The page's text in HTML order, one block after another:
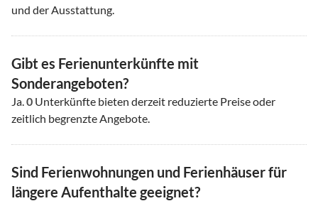
und der Ausstattung.
Gibt es Ferienunterkünfte mit
Sonderangeboten?
Ja.0 Unterkünfte bieten derzeit reduzierte Preise oder
zeitlich begrenzte Angebote.
Sind Ferienwohnungen und Ferienhäuser für
längere Aufenthalte geeignet?